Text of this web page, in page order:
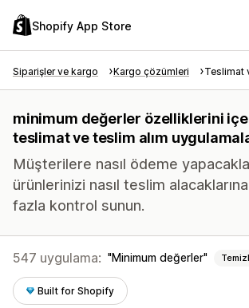
Shopify App Store
Siparişler ve kargo Kargo çözümleri Teslimat
minimum değerler özelliklerini
teslimat ve teslim alım
Müşterilere nasıl ödeme
ürünlerinizi nasıl teslim
fazla kontrol sunun.
547 uygulama: Minimum değerler
Built for Shopify